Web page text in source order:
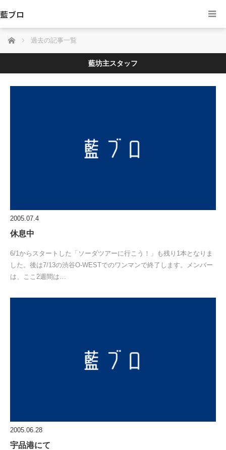
藍ブロ
ホーム 過去の記事一覧
藍坊主スタッフ
2005.07.4
休息中
6/1からスタートした「ソーダツアーに行こう！」も残り1本となりま
した。後は7/13の渋谷O-WESTでのワンマンで終了します。メンバー
は、ここ2週間は…
2005.06.28
宇品港にて